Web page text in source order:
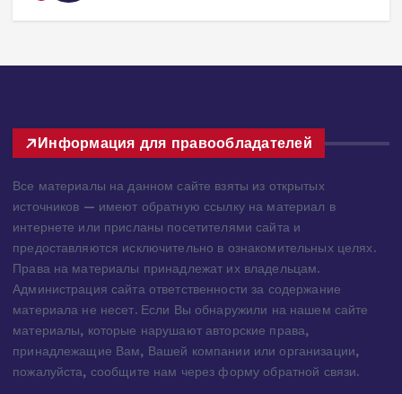
Информация для правообладателей
Все материалы на данном сайте взяты из открытых
источников — имеют обратную ссылку на материал в
интернете или присланы посетителями сайта и
предоставляются исключительно в ознакомительных целях.
Права на материалы принадлежат их владельцам.
Администрация сайта ответственности за содержание
материала не несет. Если Вы обнаружили на нашем сайте
материалы, которые нарушают авторские права,
принадлежащие Вам, Вашей компании или организации,
пожалуйста, сообщите нам через форму обратной связи.